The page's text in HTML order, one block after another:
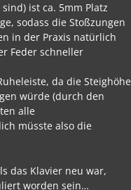
ist ca. 5mm Platz
sodass die Stoßzungen
in der Praxis natürlich
Feder schneller
da die Steighöhe
würde (durch den
alle
müsste also die
das Klavier neu war,
worden sein…